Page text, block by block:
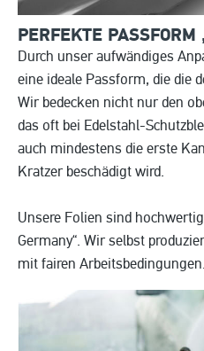
PERFEKTE
Durch unser aufwändiges
eine ideale Passform, die die
Wir bedecken nicht nur den
das oft bei Edelstahl-
auch mindestens die erste
Kratzer beschädigt wird.
Unsere Folien sind
Germany“. Wir selbst
mit fairen Arbeitsbedingungen.